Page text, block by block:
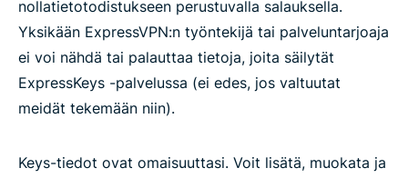
nollatietotodistukseen perustuvalla salauksella.
Yksikään ExpressVPN:n työntekijä tai palveluntarjoaja
ei voi nähdä tai palauttaa tietoja, joita säilytät
ExpressKeys -palvelussa (ei edes, jos valtuutat
meidät tekemään niin).
Keys-tiedot ovat omaisuuttasi. Voit lisätä, muokata ja